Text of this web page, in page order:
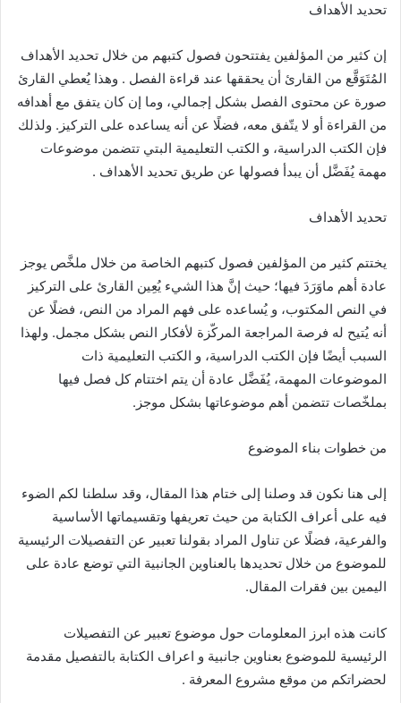
تحديد الأهداف
إن كثير من المؤلفين يفتتحون فصول كتبهم من خلال تحديد الأهداف
المُتَوَقَّع من القارئ أن يحققها عند قراءة الفصل . وهذا يُعطي القارئ
صورة عن محتوى الفصل بشكل إجمالي، وما إن كان يتفق مع أهدافه
من القراءة أو لا يتّفق معه، فضلًا عن أنه يساعده على التركيز. ولذلك
فإن الكتب الدراسية، و الكتب التعليمية البتي تتضمن موضوعات
مهمة يُفَضَّل أن يبدأ فصولها عن طريق تحديد الأهداف .
تحديد الأهداف
يختتم كثير من المؤلفين فصول كتبهم الخاصة من خلال ملخَّص يوجز
عادة أهم ماوَرَدَ فيها؛ حيث إنَّ هذا الشيء يُعِين القارئ على التركيز
في النص المكتوب، و يُساعده على فهم المراد من النص، فضلًا عن
أنه يُتيح له فرصة المراجعة المركّزة لأفكار النص بشكل مجمل. ولهذا
السبب أيضًا فإن الكتب الدراسية، و الكتب التعليمية ذات
الموضوعات المهمة، يُفَضَّل عادة أن يتم اختتام كل فصل فيها
بملخّصات تتضمن أهم موضوعاتها بشكل موجز.
من خطوات بناء الموضوع
إلى هنا نكون قد وصلنا إلى ختام هذا المقال، وقد سلطنا لكم الضوء
فيه على أعراف الكتابة من حيث تعريفها وتقسيماتها الأساسية
والفرعية، فضلًا عن تناول المراد بقولنا تعبير عن التفصيلات الرئيسية
للموضوع من خلال تحديدها بالعناوين الجانبية التي توضع عادة على
اليمين بين فقرات المقال.
كانت هذه ابرز المعلومات حول موضوع تعبير عن التفصيلات
الرئيسية للموضوع بعناوين جانبية و اعراف الكتابة بالتفصيل مقدمة
لحضراتكم من موقع مشروع المعرفة .